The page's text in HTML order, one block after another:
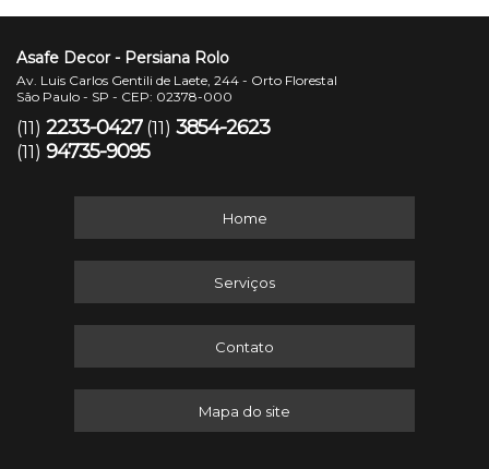
Asafe Decor - Persiana Rolo
Av. Luis Carlos Gentili de Laete, 244 - Orto Florestal
São Paulo - SP - CEP: 02378-000
(11) 2233-0427 (11) 3854-2623
(11) 94735-9095
Home
Serviços
Contato
Mapa do site